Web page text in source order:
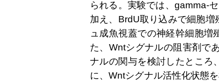
られる。実験では、gamma-
加え、BrdU取り込みで細胞
ュ成魚視蓋での神経幹細胞
た、Wntシグナルの阻害剤で
ナルの関与を検討したところ
に、Wntシグナル活性化状態